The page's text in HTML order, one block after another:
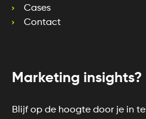
Cases
Contact
Marketing insights?
Blijf op de hoogte door je in te